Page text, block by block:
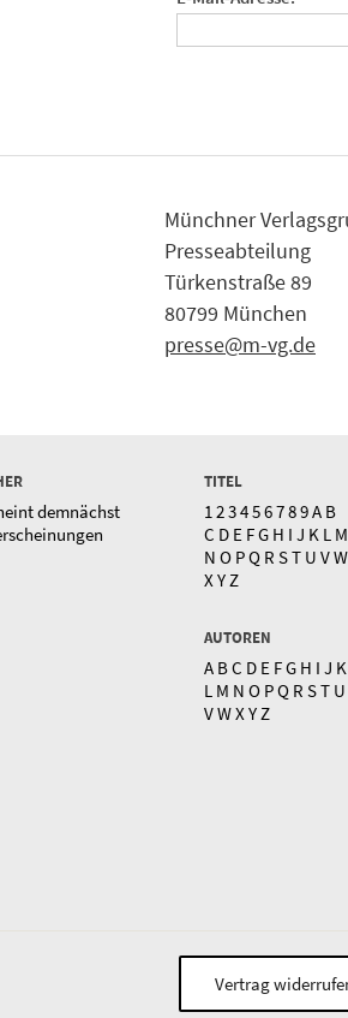
Münchner
Presseabteilung
Türkenstraße 89
80799 München
presse@m-vg.de
demnächst
TITEL
1 23456789A B
C D E FG H I J K L M
N O PQ R ST U VW
X Y Z
AUTOREN
A BC D E FG H I J K
L M N O PQ R ST U
VWX Y Z
Vertrag